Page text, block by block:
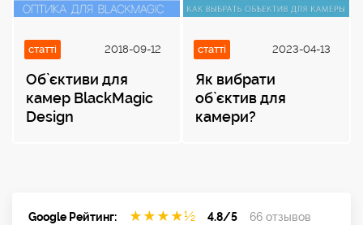
статті 2018-09-12
Об`єктиви для
камер BlackMagic
Design
статті 2023-04-13
Як вибрати
об`єктив для
камери?
Google Рейтинг: ★ ★ ★ ★½ 4.8/5 66 отзывов